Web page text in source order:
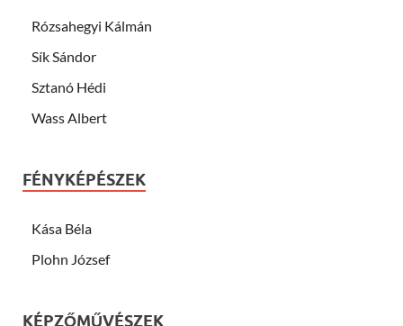
Rózsahegyi Kálmán
Sík Sándor
Sztanó Hédi
Wass Albert
FÉNYKÉPÉSZEK
Kása Béla
Plohn József
KÉPZŐMŰVÉSZEK